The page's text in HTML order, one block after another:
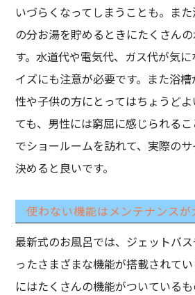
いづらくなってしまうことも。ま
の分お湯を貯めるときにたくさん
す。水道代や電気代、ガス代が気
イズにも注意が必要です。また浴
性や子供の方にとってはちょうど
ても、男性には窮屈に感じられる
でショールームを訪れて、実際の
決めると良いです。
使わない機能はメンテナンスが
最新式のお風呂では、ジェットバ
ったさまざまな機能が搭載されて
にはたくさんの機能がついている